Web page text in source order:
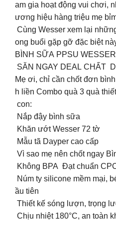
am gia hoạt động vui chơi,
ương hiệu hàng triệu mẹ
Cùng Wesser xem lại
ong buổi gặp gỡ đặc biệt
BÌNH SỮA PPSU
SĂN NGAY DEAL CHẤT
Mẹ ơi, chỉ cần chốt đơn
h liền Combo quà 3 quà
con:
Nắp đậy bình sữa
Khăn ướt Wesser 72 tờ
Mẫu tã Dayper cao cấp
Vì sao mẹ nên chốt ngay
Không BPA Đạt chuẩn
Núm ty silicone mềm mại,
ầu tiên
Thiết kế sóng lượn, trọng
Chịu nhiệt 180°C, an toàn